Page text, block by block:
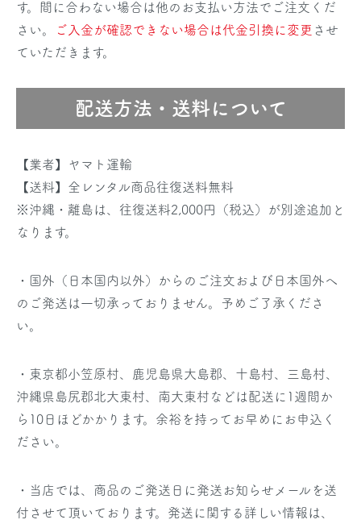
す。間に合わない場合は他のお支払い方法でご注文くだ
さい。
ご入金が確認できない場合は代金引換に変更 させ
ていただきます。
配送方法・送料について
【業者】ヤマト運輸
【送料】全レンタル商品往復送料無料
※沖縄・離島は、往復送料2,000円（税込）が別途追加と
なります。
・国外（日本国内以外）からのご注文および日本国外へ
のご発送は一切承っておりません。予めご了承くださ
い。
・東京都小笠原村、鹿児島県大島郡、十島村、三島村、
沖縄県島尻郡北大東村、南大東村などは配送に1週間か
ら10日ほどかかります。余裕を持ってお早めにお申込く
ださい。
・当店では、商品のご発送日に発送お知らせメールを送
付させて頂いております。発送に関する詳しい情報は、